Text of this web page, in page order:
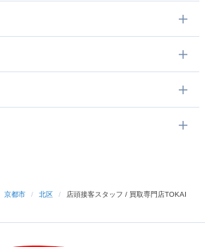
京都市 / 北区 /
店頭接客スタッフ / 買取専門店TOKAI